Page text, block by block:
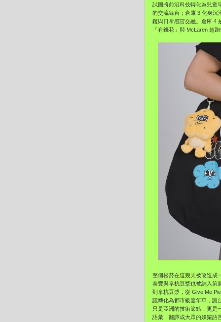
試圖將前沿科技轉化為兒童
的交流舞台；倉庫 3 化身沉
鏈與日常感官交融。倉庫 4
「有錢花」與 McLaren 超
整個松菸在這幾天被改造成
泰豐與阜杭豆漿也被納入策
到阜杭豆漿，從 Give Me
議轉化為都市級嘉年華，讓
只是亞洲的技術節點，更是
語彙，翻譯成大眾的娛樂語